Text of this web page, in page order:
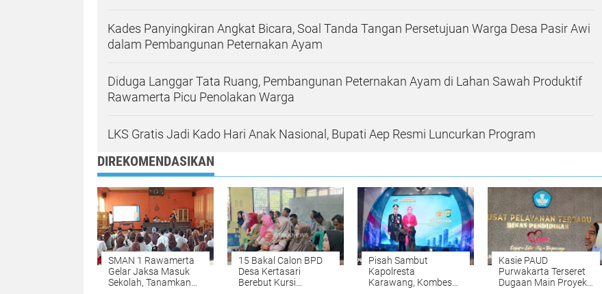
Kades Panyingkiran Angkat Bicara, Soal Tanda Tangan Persetujuan Warga Desa Pasir Awi
dalam Pembangunan Peternakan Ayam
Diduga Langgar Tata Ruang, Pembangunan Peternakan Ayam di Lahan Sawah Produktif
Rawamerta Picu Penolakan Warga
LKS Gratis Jadi Kado Hari Anak Nasional, Bupati Aep Resmi Luncurkan Program
DIREKOMENDASIKAN
SMAN 1 Rawamerta
Gelar Jaksa Masuk
Sekolah, Tanamkan
15 Bakal Calon BPD
Desa Kertasari
Berebut Kursi
Pisah Sambut
Kapolresta
Karawang, Kombes
Kasie PAUD
Purwakarta Terseret
Dugaan Main Proyek,